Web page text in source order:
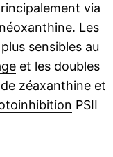
via
Les
sensibles au
et les doubles
zéaxanthine et
PSII